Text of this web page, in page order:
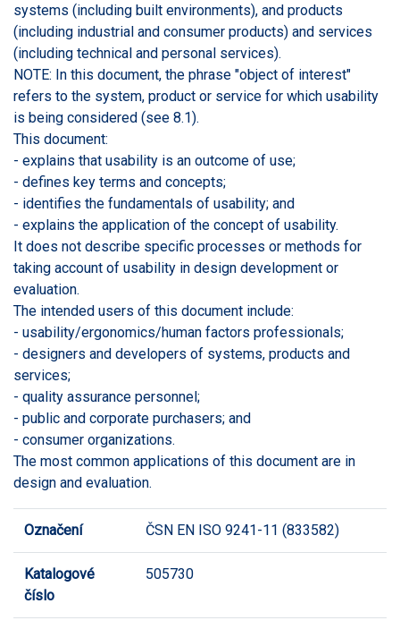
systems (including built environments), and products
(including industrial and consumer products) and services
(including technical and personal services).
NOTE: In this document, the phrase "object of interest"
refers to the system, product or service for which usability
is being considered (see 8.1).
This document:
- explains that usability is an outcome of use;
- defines key terms and concepts;
- identifies the fundamentals of usability; and
- explains the application of the concept of usability.
It does not describe specific processes or methods for
taking account of usability in design development or
evaluation.
The intended users of this document include:
- usability/ergonomics/human factors professionals;
- designers and developers of systems, products and
services;
- quality assurance personnel;
- public and corporate purchasers; and
- consumer organizations.
The most common applications of this document are in
design and evaluation.
Označení ČSN EN ISO 9241-11 (833582)
Katalogové
číslo
505730